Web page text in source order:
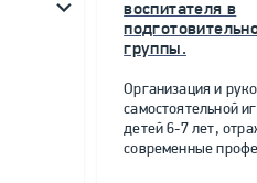
воспитателя в
группы.
Организация и
самостоятельной
детей 6-7 лет,
современные